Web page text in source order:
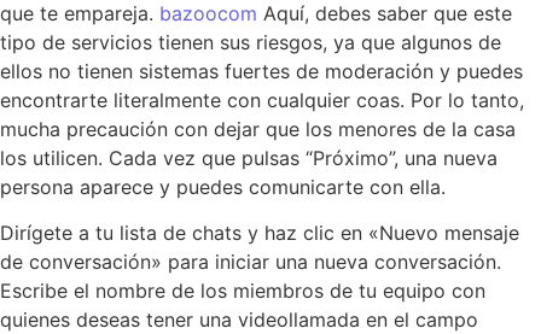
que te empareja. bazoocom Aquí, debes saber que este
tipo de servicios tienen sus riesgos, ya que algunos de
ellos no tienen sistemas fuertes de moderación y puedes
encontrarte literalmente con cualquier coas. Por lo tanto,
mucha precaución con dejar que los menores de la casa
los utilicen. Cada vez que pulsas “Próximo”, una nueva
persona aparece y puedes comunicarte con ella.
Dirígete a tu lista de chats y haz clic en «Nuevo mensaje
de conversación» para iniciar una nueva conversación.
Escribe el nombre de los miembros de tu equipo con
quienes deseas tener una videollamada en el campo